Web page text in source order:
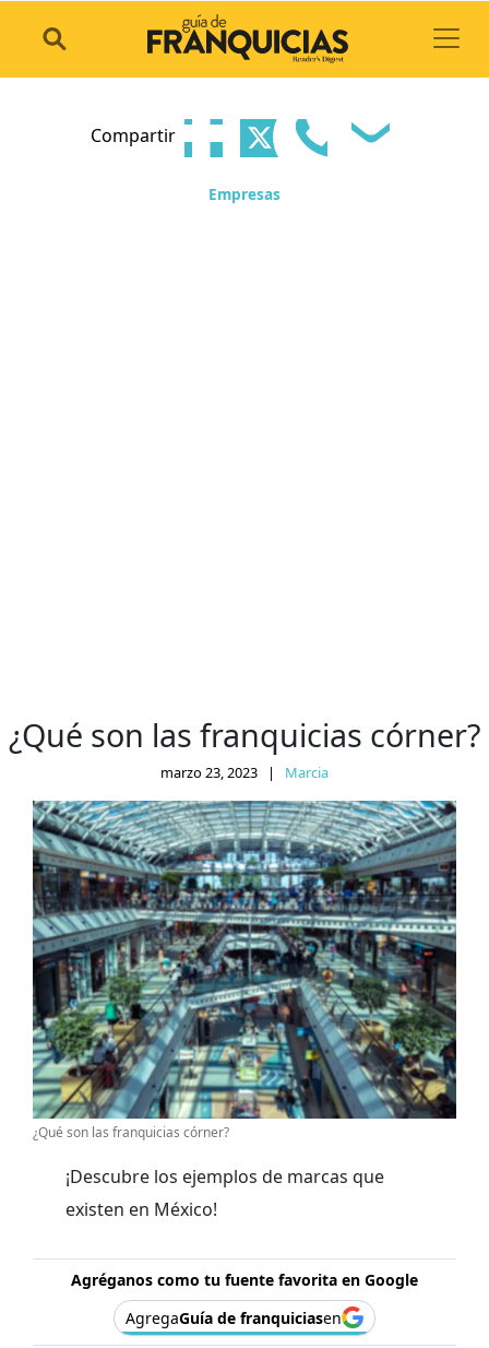
Compartir
Empresas
¿Qué son las franquicias córner?
marzo 23, 2023 | Marcia
¿Qué son las franquicias córner?
¡Descubre los ejemplos de marcas que
existen en México!
Agréganos como tu fuente favorita en Google
AgregaGuía de franquiciasen